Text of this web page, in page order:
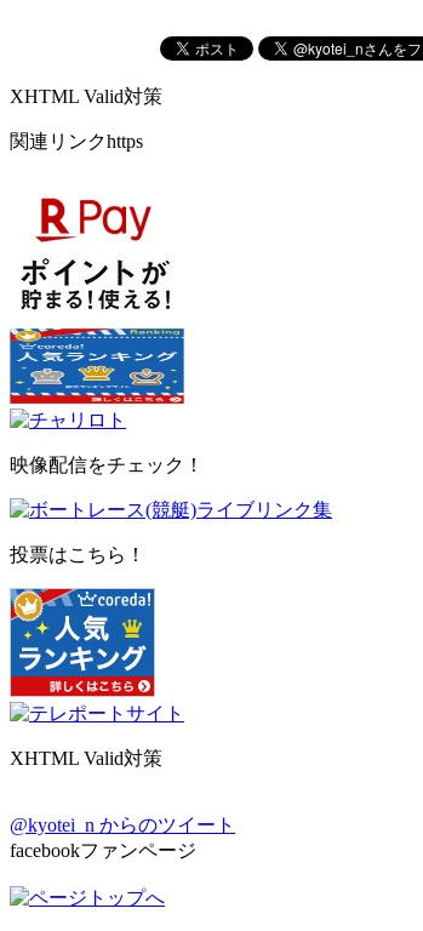
XHTML Valid対策
関連リンクhttps
映像配信をチェック！
投票はこちら！
XHTML Valid対策
@kyotei_n からのツイート
facebookファンページ